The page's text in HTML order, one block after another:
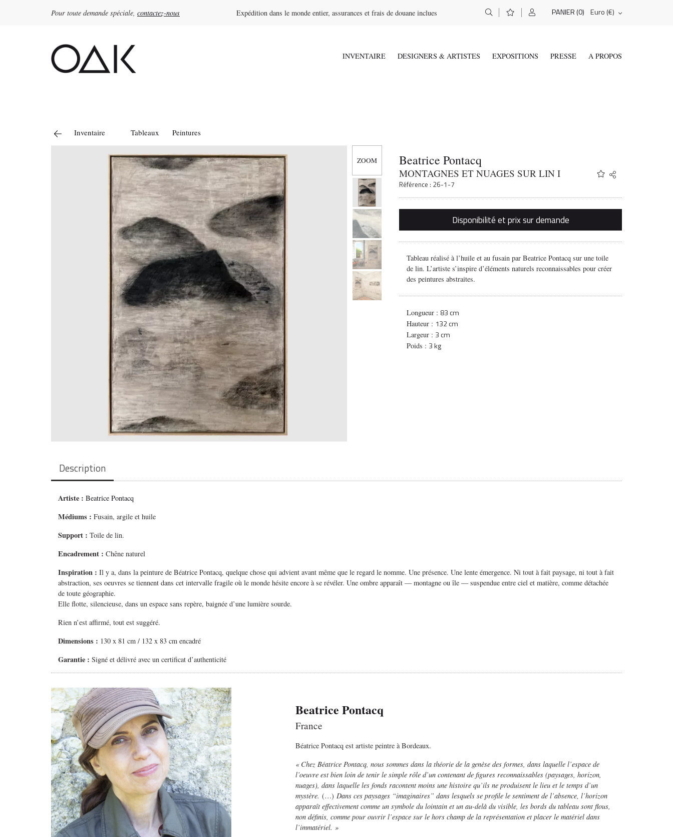
Pour toute demande spéciale, contactez-nous Expédition dans le monde entier, assurances et frais de douane inclues PANIER(0) Euro (€)
Rechercher :
INVENTAIRE DESIGNERS & ARTISTES EXPOSITIONS PRESSE A PROPOS
Inventaire Tableaux Peintures
Beatrice Pontacq
MONTAGNES ET NUAGES SUR LIN I
Référence : 26-1-7
Share
Twitter
Disponibilité et prix sur demande
Tableau réalisé à l’huile et au fusain par Beatrice Pontacq sur une toile
de lin. L’artiste s’inspire d’éléments naturels reconnaissables pour créer
des peintures abstraites.
Longueur : 83 cm
Hauteur : 132 cm
Largeur : 3 cm
Poids : 3 kg
Description
Artiste :Beatrice Pontacq
Médiums :Fusain, argile et huile
Support : Toile de lin.
Encadrement : Chêne naturel
Inspiration :Il y a, dans la peinture de Béatrice Pontacq, quelque chose qui advient avant même que le regard le nomme. Une présence. Une lente émergence. Ni tout à fait paysage, ni tout à fait
abstraction, ses oeuvres se tiennent dans cet intervalle fragile où le monde hésite encore à se révéler. Une ombre apparaît — montagne ou île — suspendue entre ciel et matière, comme détachée
de toute géographie.
Elle flotte, silencieuse, dans un espace sans repère, baignée d’une lumière sourde.
Rien n’est affirmé, tout est suggéré.
Dimensions : 130 x 81 cm / 132 x 83 cm encadré
Garantie : Signé et délivré avec un certificat d’authenticité
Beatrice Pontacq
France
Béatrice Pontacq est artiste peintre à Bordeaux.
« Chez Béatrice Pontacq, nous sommes dans la théorie de la genèse des formes, dans laquelle l’espace de
l’oeuvre est bien loin de tenir le simple rôle d’un contenant de figures reconnaissables (paysages, horizon,
nuages), dans laquelle les fonds racontent moins une histoire qu’ils ne produisent le lieu et le temps d’un
mystère. (…) Dans ces paysages “imaginaires” dans lesquels se profile le sentiment de l’absence, l’horizon
apparaît effectivement comme un symbole du lointain et un au-delà du visible, les bords du tableau sont flous,
non définis, comme pour ouvrir l’espace sur le hors champ de la représentation et placer le matériel dans
l’immatériel. »